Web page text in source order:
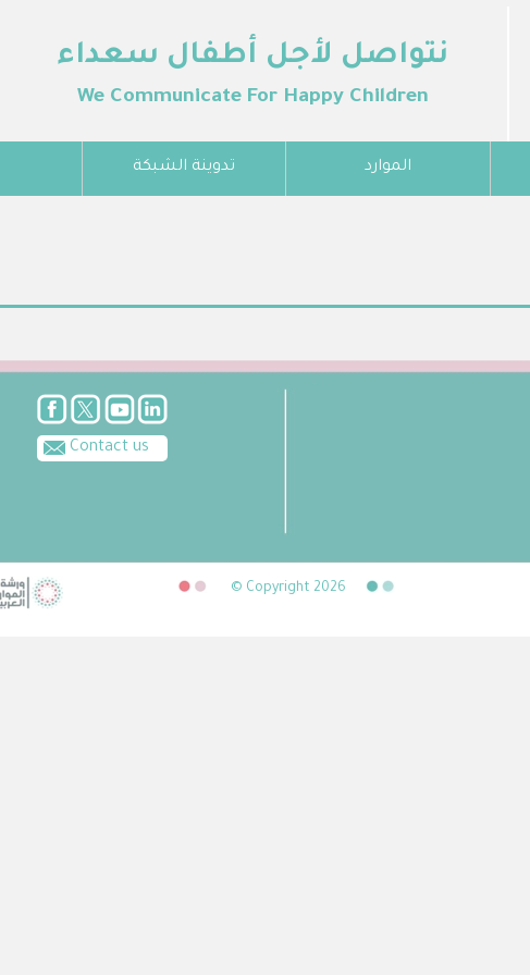
نتواصل لأجل أطفال سعداء
We Communicate For Happy Children
تدوينة الشبكة الموارد
Contact us
© Copyright 2026